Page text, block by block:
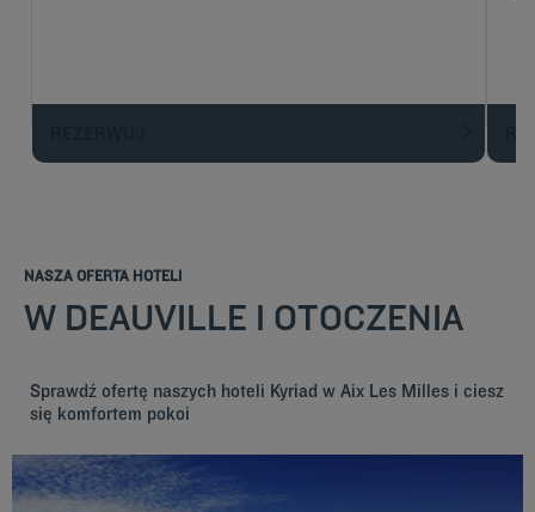
NASZA OFERTA HOTELI
W DEAUVILLE I OTOCZENIA
Sprawdź ofertę naszych hoteli Kyriad w Aix Les Milles i ciesz
się komfortem pokoi